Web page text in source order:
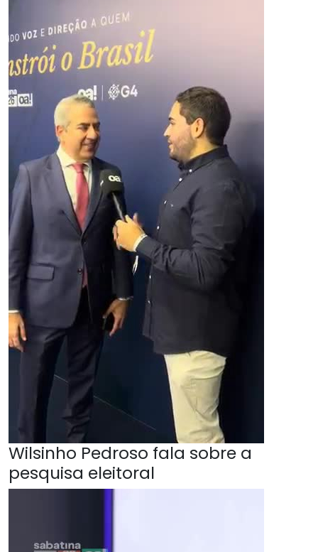
Wilsinho Pedroso fala sobre a
pesquisa eleitoral